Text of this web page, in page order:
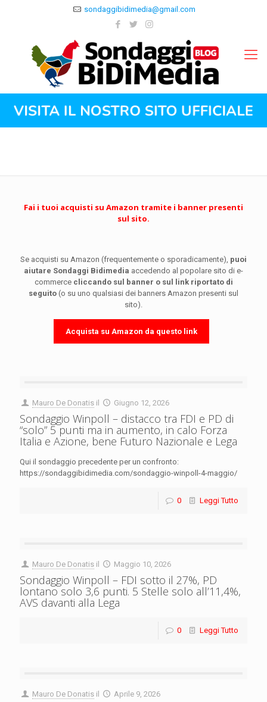
sondaggibidimedia@gmail.com
Fai i tuoi acquisti su Amazon tramite i banner presenti
sul sito.
Se acquisti su Amazon (frequentemente o sporadicamente), puoi
aiutare Sondaggi Bidimedia accedendo al popolare sito di e-
commerce cliccando sul banner o sul link riportato di
seguito (o su uno qualsiasi dei banners Amazon presenti sul
sito).
Acquista su Amazon da questo link
Mauro De Donatis il Giugno 12, 2026
Sondaggio Winpoll – distacco tra FDI e PD di
“solo” 5 punti ma in aumento, in calo Forza
Italia e Azione, bene Futuro Nazionale e Lega
Qui il sondaggio precedente per un confronto:
https://sondaggibidimedia.com/sondaggio-winpoll-4-maggio/
0 Leggi Tutto
Mauro De Donatis il Maggio 10, 2026
Sondaggio Winpoll – FDI sotto il 27%, PD
lontano solo 3,6 punti. 5 Stelle solo all’11,4%,
AVS davanti alla Lega
0 Leggi Tutto
Mauro De Donatis il Aprile 9, 2026